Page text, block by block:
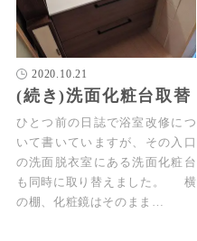
2020.10.21
(続き)洗面化粧台取替
ひとつ前の日誌で浴室改修につ
いて書いていますが、その入口
の洗面脱衣室にある洗面化粧台
も同時に取り替えました。 横
の棚、化粧鏡はそのまま…